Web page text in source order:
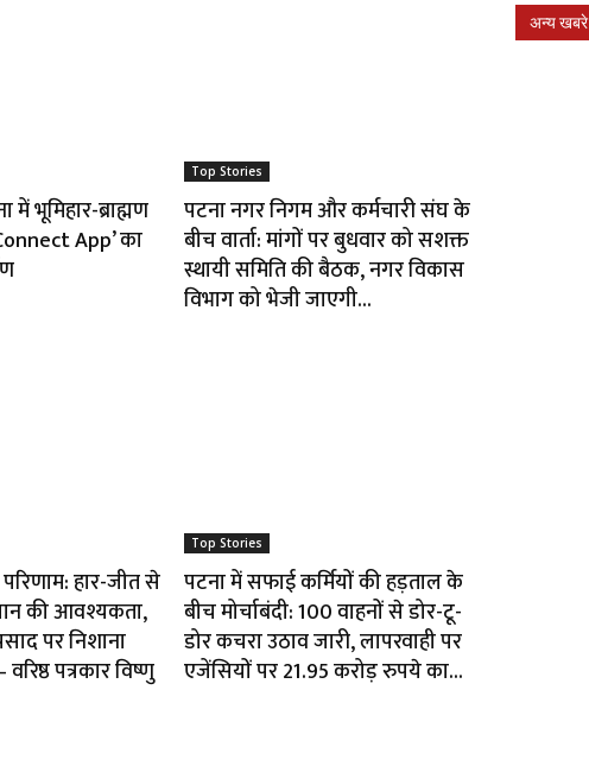
भूमिहार-ब्राह्मण
App’ का
Top Stories
पटना नगर निगम और कर्मचारी संघ के
बीच वार्ता: मांगों पर बुधवार को सशक्त
स्थायी समिति की बैठक, नगर विकास
विभाग को भेजी जाएगी...
हार-जीत से
की आवश्यकता,
पर निशाना
पत्रकार विष्णु
Top Stories
पटना में सफाई कर्मियों की हड़ताल के
बीच मोर्चाबंदी: 100 वाहनों से डोर-टू-
डोर कचरा उठाव जारी, लापरवाही पर
एजेंसियों पर 21.95 करोड़ रुपये का...
अन्य खबरे